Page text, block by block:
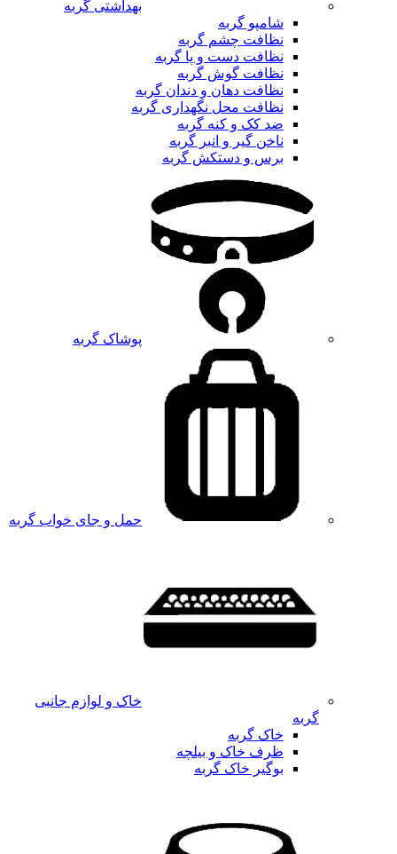
بهداشتی گربه
شامپو گربه
نظافت چشم گربه
نظافت دست و پا گربه
نظافت گوش گربه
نظافت دهان و دندان گربه
نظافت محل نگهداری گربه
ضد کک و کنه گربه
ناخن گیر و انبر گربه
برس و دستکش گربه
پوشاک گربه
حمل و جای خواب گربه
خاک و لوازم جانبی
گربه
خاک گربه
ظرف خاک و بیلچه
بوگیر خاک گربه